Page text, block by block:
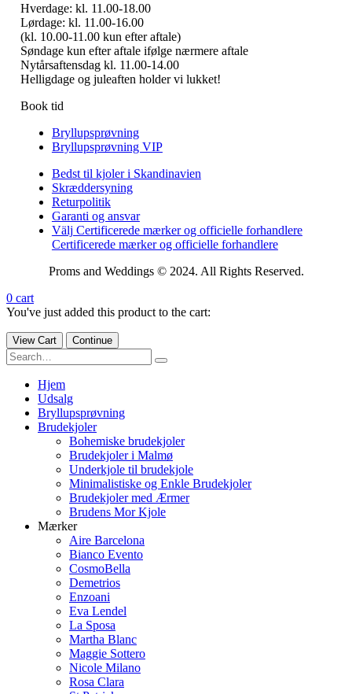
Hverdage: kl. 11.00-18.00
Lørdage: kl. 11.00-16.00
(kl. 10.00-11.00 kun efter aftale)
Søndage kun efter aftale ifølge nærmere aftale
Nytårsaftensdag kl. 11.00-14.00
Helligdage og juleaften holder vi lukket!
Book tid
Bryllupsprøvning
Bryllupsprøvning VIP
Bedst til kjoler i Skandinavien
Skræddersyning
Returpolitik
Garanti og ansvar
Välj Certificerede mærker og officielle forhandlere
Certificerede mærker og officielle forhandlere
Proms and Weddings © 2024. All Rights Reserved.
0 cart
You've just added this product to the cart:
View Cart Continue
Hjem
Udsalg
Bryllupsprøvning
Brudekjoler
Bohemiske brudekjoler
Brudekjoler i Malmø
Underkjole til brudekjole
Minimalistiske og Enkle Brudekjoler
Brudekjoler med Ærmer
Brudens Mor Kjole
Mærker
Aire Barcelona
Bianco Evento
CosmoBella
Demetrios
Enzoani
Eva Lendel
La Sposa
Martha Blanc
Maggie Sottero
Nicole Milano
Rosa Clara